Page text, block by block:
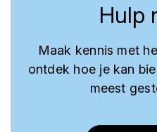
Hulp
Maak kennis met
ontdek hoe je kan
meest